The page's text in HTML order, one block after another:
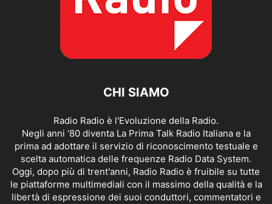
CHI SIAMO
Radio Radio è l'Evoluzione della Radio.
Negli anni '80 diventa La Prima Talk Radio Italiana e la
prima ad adottare il servizio di riconoscimento testuale e
scelta automatica delle frequenze Radio Data System.
Oggi, dopo più di trent'anni, Radio Radio è fruibile su tutte
le piattaforme multimediali con il massimo della qualità e la
libertà di espressione dei suoi conduttori, commentatori e